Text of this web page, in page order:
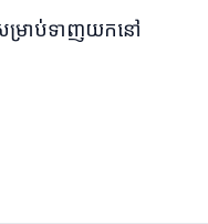
សម្រាប់ទាញយកនៅ